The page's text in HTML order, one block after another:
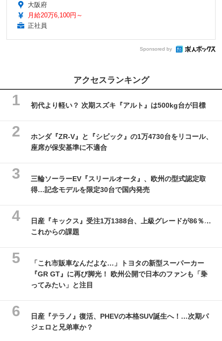
大阪府
月給20万6,100円～
正社員
Sponsored by
アクセスランキング
初代より軽い？ 次期スズキ『アルト』は500kg台が目標
ホンダ『ZR-V』と『シビック』の1万4730台をリコール、
座席が保安基準に不適合
三輪ソーラーEV『スリールオータ』、欧州の型式認定取
得…記念モデルを限定30台で国内発売
日産『キックス』受注1万1388台、上級グレードが86％…
これからの課題
「これ市販車なんだよな…」トヨタの新型スーパーカー
『GR GT』に再び脚光！ 欧州公開で日本のファンも「乗
ってみたい」と注目
日産『テラノ』復活、PHEVの本格SUV誕生へ！…次期パ
ジェロと兄弟車か？